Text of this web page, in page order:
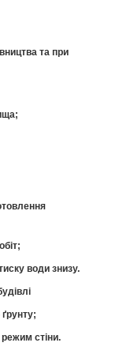
та при
води знизу.
стіни.